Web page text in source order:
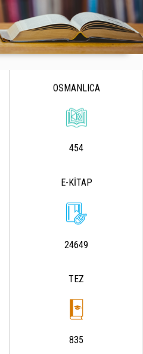
OSMANLICA
454
E-KİTAP
24649
TEZ
835